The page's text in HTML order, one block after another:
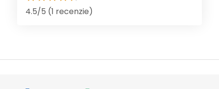
4.5/5 (1 recenzie)